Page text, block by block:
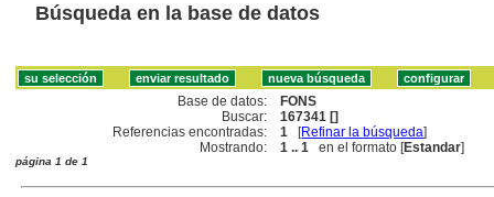
Búsqueda en la base de datos
Base de datos:
FONS
Buscar:
167341 []
Referencias encontradas:
1 [Refinar la búsqueda]
Mostrando:
1 .. 1 en el formato [Estandar]
página 1 de 1